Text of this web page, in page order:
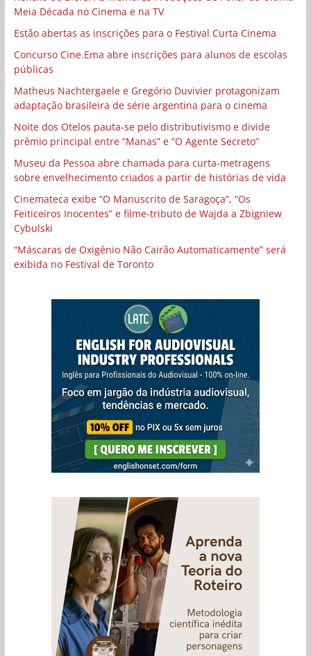
Meia Década no Cinema e na TV
Estão abertas as inscrições para o Festival Curta Cinema
Concurso Cine.Ema abre inscrições para alunos de escolas
públicas
Matheus Nachtergaele e Gregório Duvivier protagonizam
adaptação brasileira de série argentina para o cinema
Noite dos Otelos pauta-se pelo distributivismo e divide
prêmio principal entre “Manas” e “O Agente Secreto”
Museu da Pessoa abre chamada para curta-metragens
sobre envelhecimento criados a partir de histórias de vida
Cinemateca exibe “O Manuscrito de Saragoça”, “Os
Feiticeiros Inocentes” e filme-tributo de Wajda a Zbigniew
Cybulski
“Máscaras de Oxigênio Não Cairão Automaticamente” será
exibida no Festival de Toronto